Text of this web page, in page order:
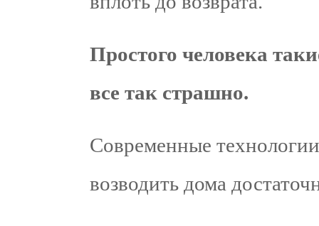
Простого человека
все так страшно.
Современные
возводить дома